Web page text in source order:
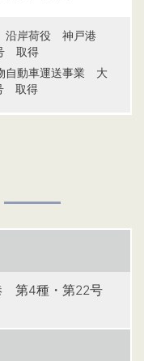
沿岸荷役 神戸港
取得
自動車運送事業 大
取得
第4種・第22号